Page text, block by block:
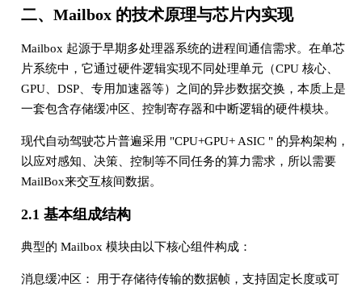
二、Mailbox 的技术原理与芯片内实现
Mailbox 起源于早期多处理器系统的进程间通信需求。在单芯
片系统中，它通过硬件逻辑实现不同处理单元（CPU 核心、
GPU、DSP、专用加速器等）之间的异步数据交换，本质上是
一套包含存储缓冲区、控制寄存器和中断逻辑的硬件模块。
现代自动驾驶芯片普遍采用 "CPU+GPU+ ASIC " 的异构架构，
以应对感知、决策、控制等不同任务的算力需求，所以需要
MailBox来交互核间数据。
2.1 基本组成结构
典型的 Mailbox 模块由以下核心组件构成：
消息缓冲区： 用于存储待传输的数据帧，支持固定长度或可